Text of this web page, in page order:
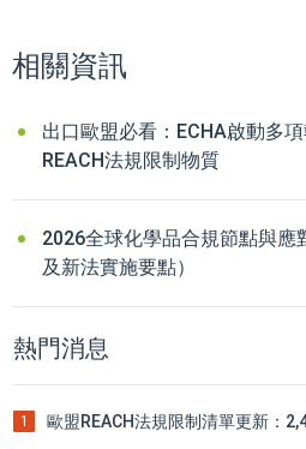
相關資訊
出口歐盟必看：ECHA啟動多
REACH法規限制物質
2026全球化學品合規節點與應
及新法實施要點）
熱門消息
1 歐盟REACH法規限制清單更新：